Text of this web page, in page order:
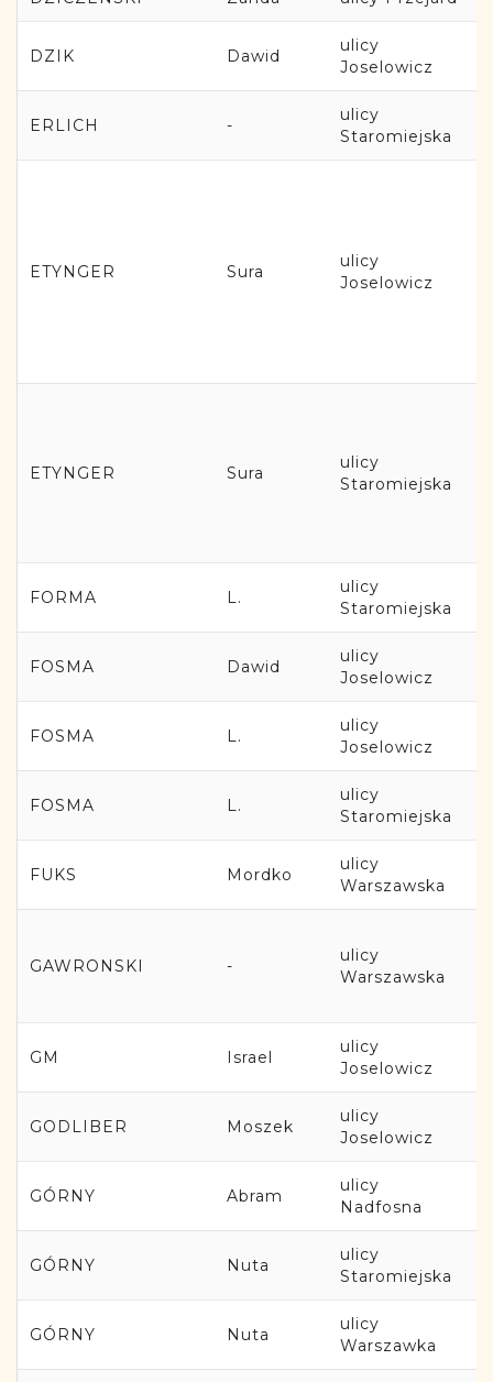
DZIK Dawid
ulicy
Joselowicz
ERLICH -
ulicy
Staromiejska
ETYNGER Sura
ulicy
Joselowicz
ETYNGER Sura
ulicy
Staromiejska
FORMA L.
ulicy
Staromiejska
FOSMA Dawid
ulicy
Joselowicz
FOSMA L.
ulicy
Joselowicz
FOSMA L.
ulicy
Staromiejska
FUKS Mordko
ulicy
Warszawska
GAWRONSKI -
ulicy
Warszawska
GM Israel
ulicy
Joselowicz
GODLIBER Moszek
ulicy
Joselowicz
GÓRNY Abram
ulicy
Nadfosna
GÓRNY Nuta
ulicy
Staromiejska
GÓRNY Nuta
ulicy
Warszawka